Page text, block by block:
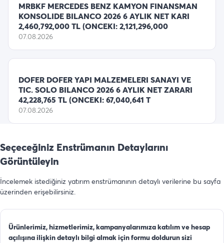
MRBKF MERCEDES BENZ KAMYON FINANSMAN
KONSOLIDE BILANCO 2026 6 AYLIK NET KARI
2,460,792,000 TL (ONCEKI: 2,121,296,000
07.08.2026
DOFER DOFER YAPI MALZEMELERI SANAYI VE
TIC. SOLO BILANCO 2026 6 AYLIK NET ZARARI
42,228,765 TL (ONCEKI: 67,040,641 T
07.08.2026
Seçeceğiniz Enstrümanın Detaylarını
Görüntüleyin
İncelemek istediğiniz yatırım enstrümanının detaylı verilerine bu sayfa
üzerinden erişebilirsiniz.
Ürünlerimiz, hizmetlerimiz, kampanyalarımıza katılım ve hesap
açılışına ilişkin detaylı bilgi almak için formu doldurun sizi